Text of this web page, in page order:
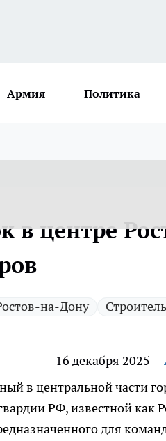
Армия Политика
в центре
на-Дону
16 декабря 2025
в центральной части
РФ, известной как
для